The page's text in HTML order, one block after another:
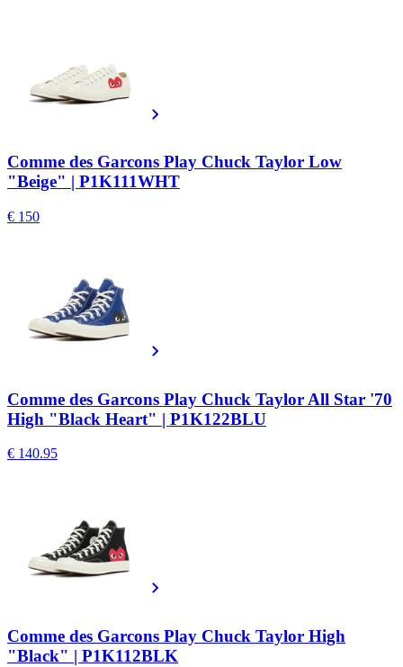
Comme des Garcons Play Chuck Taylor Low
"Beige" | P1K111WHT
€ 150
Comme des Garcons Play Chuck Taylor All Star '70
High "Black Heart" | P1K122BLU
€ 140.95
Comme des Garcons Play Chuck Taylor High
"Black" | P1K112BLK